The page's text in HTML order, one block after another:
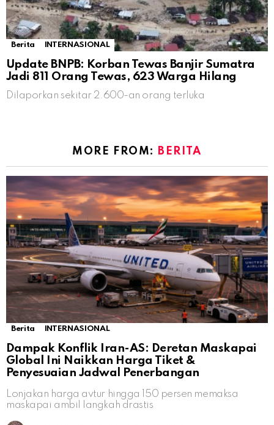
Berita INTERNASIONAL
Update BNPB: Korban Tewas Banjir Sumatra
Jadi 811 Orang Tewas, 623 Warga Hilang
Dilaporkan sekitar 2.600-an orang terluka
MORE FROM: BERITA
Berita INTERNASIONAL
Dampak Konflik Iran-AS: Deretan Maskapai
Global Ini Naikkan Harga Tiket &
Penyesuaian Jadwal Penerbangan
Lonjakan harga avtur hingga 150 persen memaksa
maskapai ambil langkah drastis